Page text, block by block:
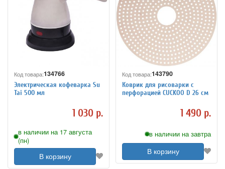
Код товара:134766
Электрическая кофеварка Su
Tai 500 мл
1 030 р.
в наличии на 17 августа
(пн)
В корзину
Код товара:143790
Коврик для рисоварки с
перфорацией CUCKOO D 26 см
1 490 р.
в наличии на завтра
В корзину